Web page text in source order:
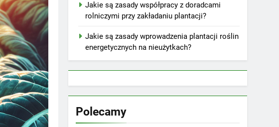
Jakie są zasady współpracy z doradcami
rolniczymi przy zakładaniu plantacji?
Jakie są zasady wprowadzenia plantacji roślin
energetycznych na nieużytkach?
Polecamy